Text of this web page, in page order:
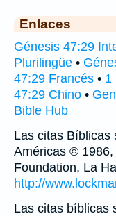
Enlaces
Génesis 47:29
Plurilingüe •
47:29 Francés • 1
47:29 Chino •
Bible Hub
Las citas Bíblicas
Américas ©
Foundation, La
http://
Las citas bíblicas